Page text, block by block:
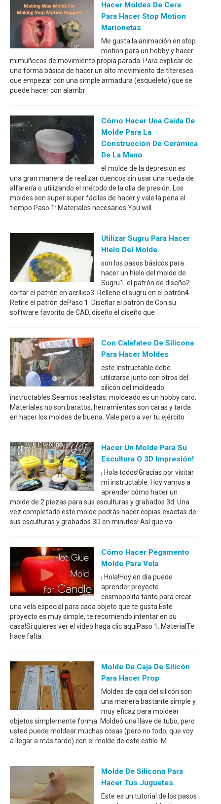
Hacer Moldes De Cera
Para Hacer Stop Motion
Marionetas
Me gusta la animación en stop
motion para un hobby y hacer
mimuñecos de movimiento propia parada. Para explicar de
una forma básica de hacer un alto movimiento de títereses
que empezar con una simple armadura (esqueleto) que se
puede hacer con alambr
Cómo Hacer Una Caída De
Molde Para La
Construcción De Cerámica
De La Mano
el molde de la depresión es
una gran manera de realizar cuencos sin usar una rueda de
alfarería o utilizando el método de la olla de presión. Los
moldes son super super fáciles de hacer y vale la pena el
tiempo.Paso 1: Materiales necesarios You will
Utilizar Sugru Para Hacer
Hielo Del Molde
son los pasos básicos para
hacer un hielo del molde de
Sugru1. el patrón de diseño2.
cortar el patrón en acrílico3. Rellene el sugru en el patrón4.
Retire el patrón dePaso 1: Diseñar el patrón de Con su
software favorito de CAD, diseño el diseño que
Con Calafateo De Silicona
Para Hacer Moldes
este Instructable debe
utilizarse junto con otros del
silicón del moldeado
instructables.Seamos realistas: moldeado es un hobby caro.
Materiales no son baratos, herramientas son caras y tarda
en hacer los moldes de buena. Vale pero a ver tu ejército
Hacer Un Molde Para Su
Escultura O 3D Impresión!
¡ Hola todos!Gracias por visitar
mi instructable. Hoy vamos a
aprender cómo hacer un
molde de 2 piezas para sus esculturas y grabados 3d. Una
vez completado este molde podrás hacer copias exactas de
sus esculturas y grabados 3D en minutos! Así que va
Cómo Hacer Pegamento
Molde Para Vela
¡ Hola!Hoy en día puede
aprender proyecto
cosmopolita tanto para crear
una vela especial para cada objeto que te gusta.Este
proyecto es muy simple, te recomiendo intentar en su
casa!Si quieres ver el video haga clic aquíPaso 1: MaterialTe
hace falta:
Molde De Caja De Silicón
Para Hacer Prop
Moldes de caja del silicón son
una manera bastante simple y
muy eficaz para moldear
objetos simplemente forma. Moldeó una llave de tubo, pero
usted puede moldear muchas cosas (pero no todo, que voy
a llegar a más tarde) con el molde de este estilo. M
Molde De Silicona Para
Hacer Tus Juguetes.
Este es un tutorial de los pasos